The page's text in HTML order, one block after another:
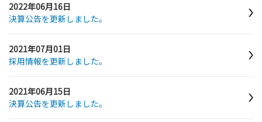
2022年06月16日
決算公告を更新しました。
2021年07月01日
採用情報を更新しました。
2021年06月15日
決算公告を更新しました。